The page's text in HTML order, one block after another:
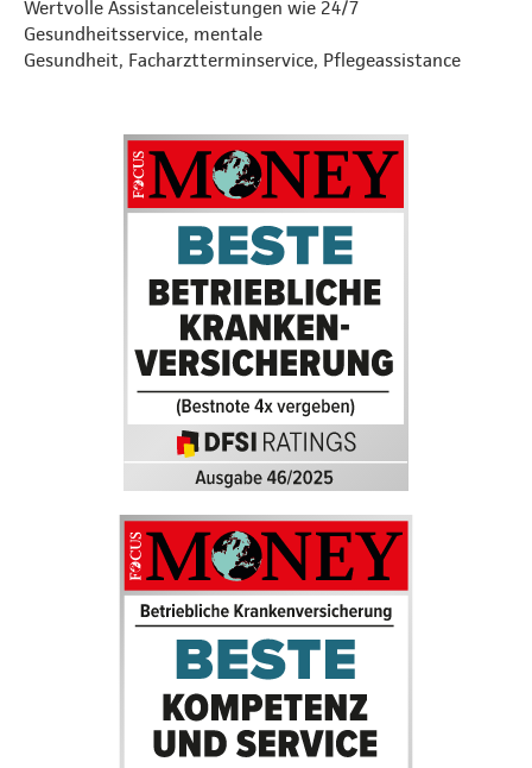
Wertvolle Assistanceleistungen wie 24/7
Gesundheitsservice, mentale
Gesundheit, Facharztterminservice, Pflegeassistance